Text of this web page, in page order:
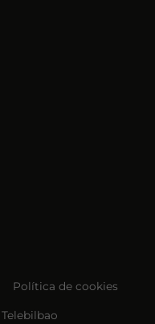
Política de cookies
Telebilbao